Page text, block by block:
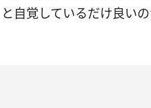
自覚しているだけ良いの